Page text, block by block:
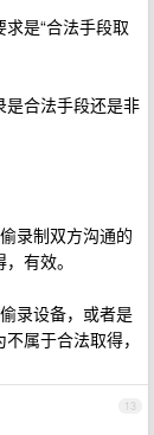
是“合法手段取
是合法手段还是非
录制双方沟通的
有效。
录设备，或者是
属于合法取得，
13